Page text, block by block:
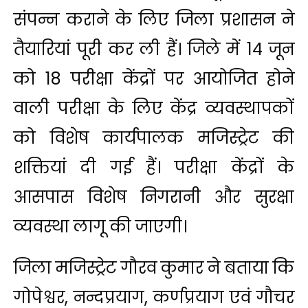
संपन्न कराने के लिए जिला प्रशासन ने
तैयारियां पूरी कर ली हैं। जिले में 14 जून
को 18 परीक्षा केंद्रों पर आयोजित होने
वाली परीक्षा के लिए केंद्र व्यवस्थापकों
को विशेष कार्यपालक मजिस्ट्रेट की
शक्तियां दी गई हैं। परीक्षा केंद्रों के
आसपास विशेष निगरानी और सुरक्षा
व्यवस्था लागू की जाएगी।
जिला मजिस्ट्रेट गौरव कुमार ने बताया कि
गोपेश्वर, नन्दप्रयाग, कर्णप्रयाग एवं गौचर